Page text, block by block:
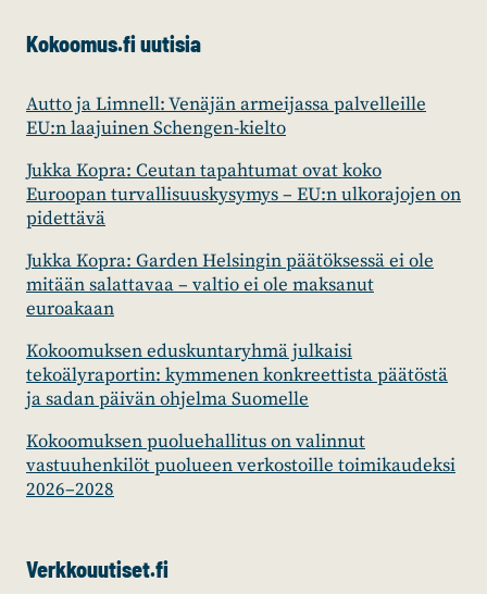
Kokoomus.fi uutisia
Autto ja Limnell: Venäjän armeijassa palvelleille
EU:n laajuinen Schengen-kielto
Jukka Kopra: Ceutan tapahtumat ovat koko
Euroopan turvallisuuskysymys – EU:n ulkorajojen on
pidettävä
Jukka Kopra: Garden Helsingin päätöksessä ei ole
mitään salattavaa – valtio ei ole maksanut
euroakaan
Kokoomuksen eduskuntaryhmä julkaisi
tekoälyraportin: kymmenen konkreettista päätöstä
ja sadan päivän ohjelma Suomelle
Kokoomuksen puoluehallitus on valinnut
vastuuhenkilöt puolueen verkostoille toimikaudeksi
2026–2028
Verkkouutiset.fi